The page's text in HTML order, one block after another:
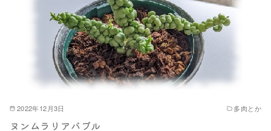
2022年12月3日 多肉とか
ヌンムラリアバブル